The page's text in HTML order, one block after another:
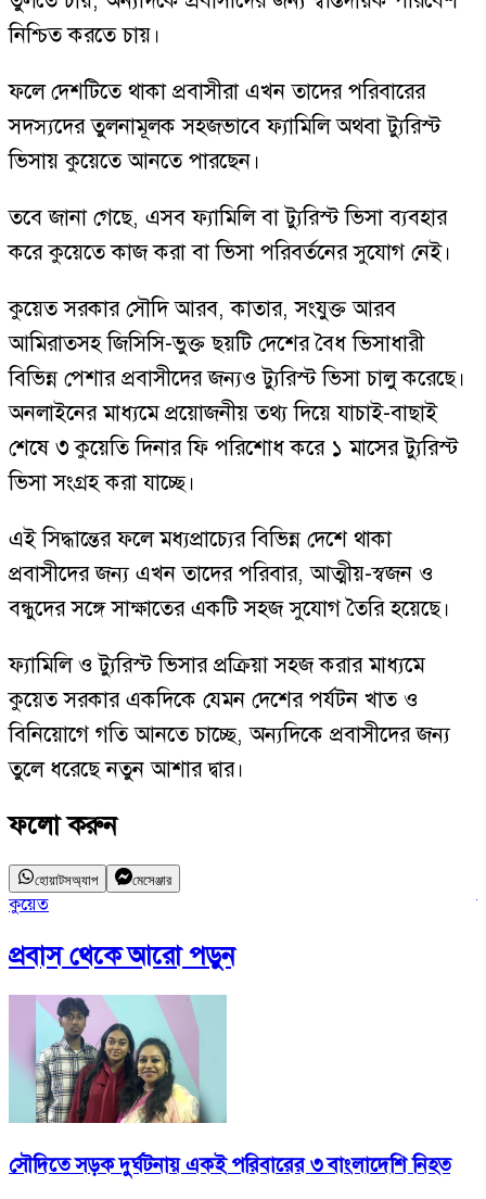
নিশ্চিত করতে চায়।
ফলে দেশটিতে থাকা প্রবাসীরা এখন তাদের পরিবারের
সদস্যদের তুলনামূলক সহজভাবে ফ্যামিলি অথবা ট্যুরিস্ট
ভিসায় কুয়েতে আনতে পারছেন।
তবে জানা গেছে, এসব ফ্যামিলি বা ট্যুরিস্ট ভিসা ব্যবহার
করে কুয়েতে কাজ করা বা ভিসা পরিবর্তনের সুযোগ নেই।
কুয়েত সরকার সৌদি আরব, কাতার, সংযুক্ত আরব
আমিরাতসহ জিসিসি-ভুক্ত ছয়টি দেশের বৈধ ভিসাধারী
বিভিন্ন পেশার প্রবাসীদের জন্যও ট্যুরিস্ট ভিসা চালু করেছে।
অনলাইনের মাধ্যমে প্রয়োজনীয় তথ্য দিয়ে যাচাই-বাছাই
শেষে ৩ কুয়েতি দিনার ফি পরিশোধ করে ১ মাসের ট্যুরিস্ট
ভিসা সংগ্রহ করা যাচ্ছে।
এই সিদ্ধান্তের ফলে মধ্যপ্রাচ্যের বিভিন্ন দেশে থাকা
প্রবাসীদের জন্য এখন তাদের পরিবার, আত্মীয়-স্বজন ও
বন্ধুদের সঙ্গে সাক্ষাতের একটি সহজ সুযোগ তৈরি হয়েছে।
ফ্যামিলি ও ট্যুরিস্ট ভিসার প্রক্রিয়া সহজ করার মাধ্যমে
কুয়েত সরকার একদিকে যেমন দেশের পর্যটন খাত ও
বিনিয়োগে গতি আনতে চাচ্ছে, অন্যদিকে প্রবাসীদের জন্য
তুলে ধরেছে নতুন আশার দ্বার।
ফলো করুন
হোয়াটসঅ্যাপ মেসেঞ্জার
কুয়েত
প্রবাসথেকে আরো পড়ুন
সৌদিতে সড়ক দুর্ঘটনায় একই পরিবারের ৩ বাংলাদেশি নিহত